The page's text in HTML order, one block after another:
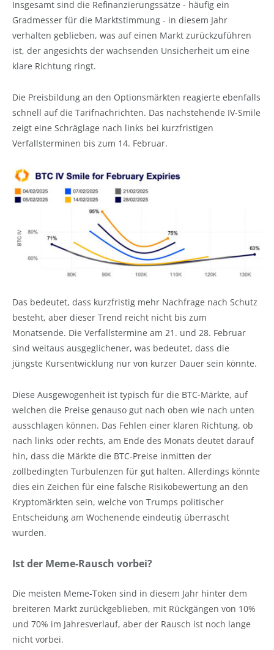
Insgesamt sind die Refinanzierungssätze - häufig ein
Gradmesser für die Marktstimmung - in diesem Jahr
verhalten geblieben, was auf einen Markt zurückzuführen
ist, der angesichts der wachsenden Unsicherheit um eine
klare Richtung ringt.
Die Preisbildung an den Optionsmärkten reagierte ebenfalls
schnell auf die Tarifnachrichten. Das nachstehende IV-Smile
zeigt eine Schräglage nach links bei kurzfristigen
Verfallsterminen bis zum 14. Februar.
Das bedeutet, dass kurzfristig mehr Nachfrage nach Schutz
besteht, aber dieser Trend reicht nicht bis zum
Monatsende. Die Verfallstermine am 21. und 28. Februar
sind weitaus ausgeglichener, was bedeutet, dass die
jüngste Kursentwicklung nur von kurzer Dauer sein könnte.
Diese Ausgewogenheit ist typisch für die BTC-Märkte, auf
welchen die Preise genauso gut nach oben wie nach unten
ausschlagen können. Das Fehlen einer klaren Richtung, ob
nach links oder rechts, am Ende des Monats deutet darauf
hin, dass die Märkte die BTC-Preise inmitten der
zollbedingten Turbulenzen für gut halten. Allerdings könnte
dies ein Zeichen für eine falsche Risikobewertung an den
Kryptomärkten sein, welche von Trumps politischer
Entscheidung am Wochenende eindeutig überrascht
wurden.
Ist der Meme-Rausch vorbei?
Die meisten Meme-Token sind in diesem Jahr hinter dem
breiteren Markt zurückgeblieben, mit Rückgängen von 10%
und 70% im Jahresverlauf, aber der Rausch ist noch lange
nicht vorbei.